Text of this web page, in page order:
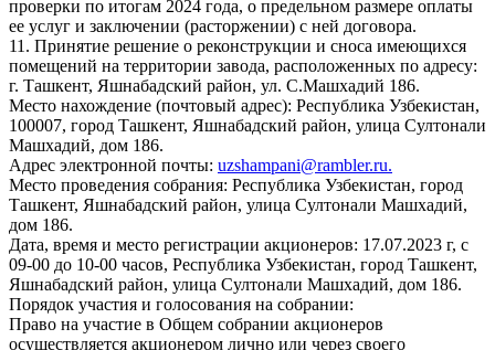
проверки по итогам 2024 года, о предельном размере оплаты
ее услуг и заключении (расторжении) с ней договора.
11. Принятие решение о реконструкции и сноса имеющихся
помещений на территории завода, расположенных по адресу:
г. Ташкент, Яшнабадский район, ул. С.Машхадий 186.
Место нахождение (почтовый адрес): Республика Узбекистан,
100007, город Ташкент, Яшнабадский район, улица Султонали
Машхадий, дом 186.
Адрес электронной почты: uzshampani@rambler.ru.
Место проведения собрания: Республика Узбекистан, город
Ташкент, Яшнабадский район, улица Султонали Машхадий,
дом 186.
Дата, время и место регистрации акционеров: 17.07.2023 г, с
09-00 до 10-00 часов, Республика Узбекистан, город Ташкент,
Яшнабадский район, улица Султонали Машхадий, дом 186.
Порядок участия и голосования на собрании:
Право на участие в Общем собрании акционеров
осуществляется акционером лично или через своего